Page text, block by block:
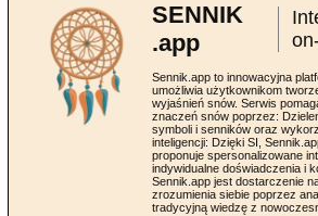
SENNIK
.app
Sennik.app to innowacyjna
umożliwia użytkownikom
wyjaśnień snów. Serwis
znaczeń snów poprzez:
symboli i senników oraz
inteligencji: Dzięki SI,
proponuje spersonalizowane
indywidualne doświadczenia i
Sennik.app jest dostarczenie
zrozumienia siebie poprzez
tradycyjną wiedzę z